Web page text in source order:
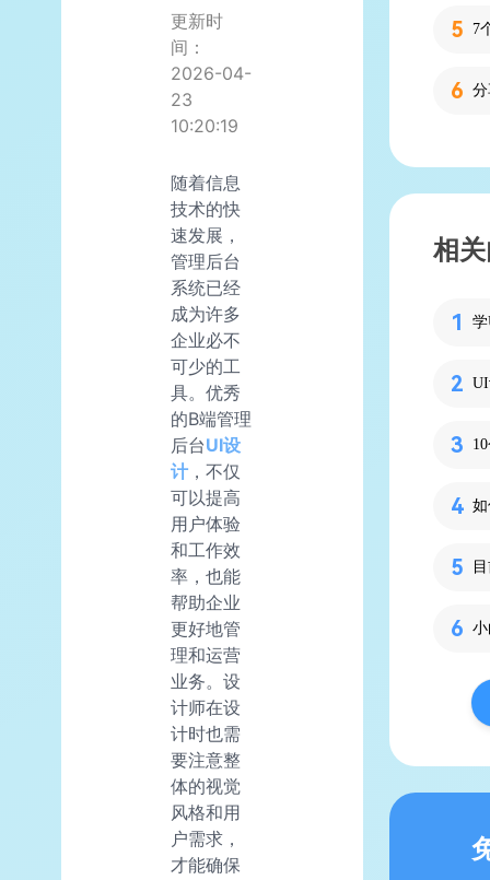
更新时
间：
2026-04-
23
10:20:19
随着信息
技术的快
速发展，
管理后台
系统已经
成为许多
企业必不
可少的工
具。优秀
的B端管理
后台UI设
计 ，不仅
可以提高
用户体验
和工作效
率，也能
帮助企业
更好地管
理和运营
业务。设
计师在设
计时也需
要注意整
体的视觉
风格和用
户需求，
才能确保
7
相